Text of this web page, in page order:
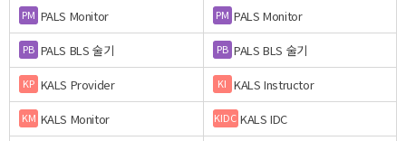
PM PALS Monitor PM PALS Monitor
PB PALS BLS 술기 PB PALS BLS 술기
KP KALS Provider KI KALS Instructor
KM KALS Monitor KIDC KALS IDC